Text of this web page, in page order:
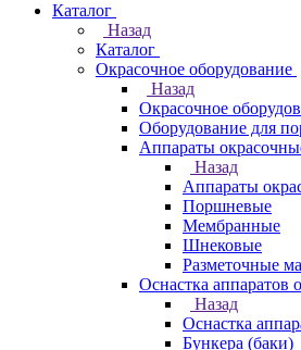
Каталог
Назад
Каталог
Окрасочное оборудование
Назад
Окрасочное
Оборудование для
Аппараты
Назад
Аппараты
Поршневые
Мембранные
Шнековые
Разметочные
Оснастка аппаратов
Назад
Оснастка
Бункера (баки)